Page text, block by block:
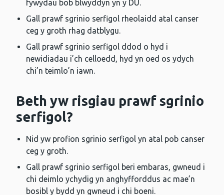
fywydau bob blwyddyn yn y DU.
Gall prawf sgrinio serfigol rheolaidd atal canser
ceg y groth rhag datblygu.
Gall prawf sgrinio serfigol ddod o hyd i
newidiadau i’ch celloedd, hyd yn oed os ydych
chi’n teimlo’n iawn.
Beth yw risgiau prawf sgrinio
serfigol?
Nid yw profion sgrinio serfigol yn atal pob canser
ceg y groth.
Gall prawf sgrinio serfigol beri embaras, gwneud i
chi deimlo ychydig yn anghyfforddus ac mae’n
bosibl y bydd yn gwneud i chi boeni.